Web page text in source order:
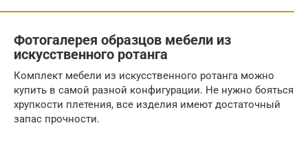
Фотогалерея образцов мебели из
искусственного ротанга
Комплект мебели из искусственного ротанга можно
купить в самой разной конфигурации. Не нужно бояться
хрупкости плетения, все изделия имеют достаточный
запас прочности.